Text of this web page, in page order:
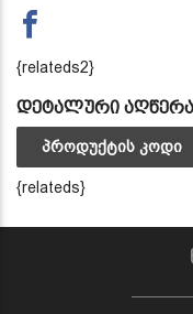
{relateds2}
დეტალური
პროდუქტის კოდი
{relateds}